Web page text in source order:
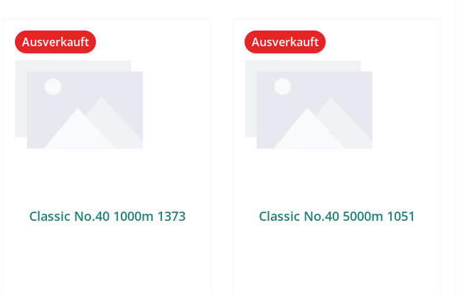
Ausverkauft
Classic No.40 1000m 1373
Ausverkauft
Classic No.40 5000m 1051